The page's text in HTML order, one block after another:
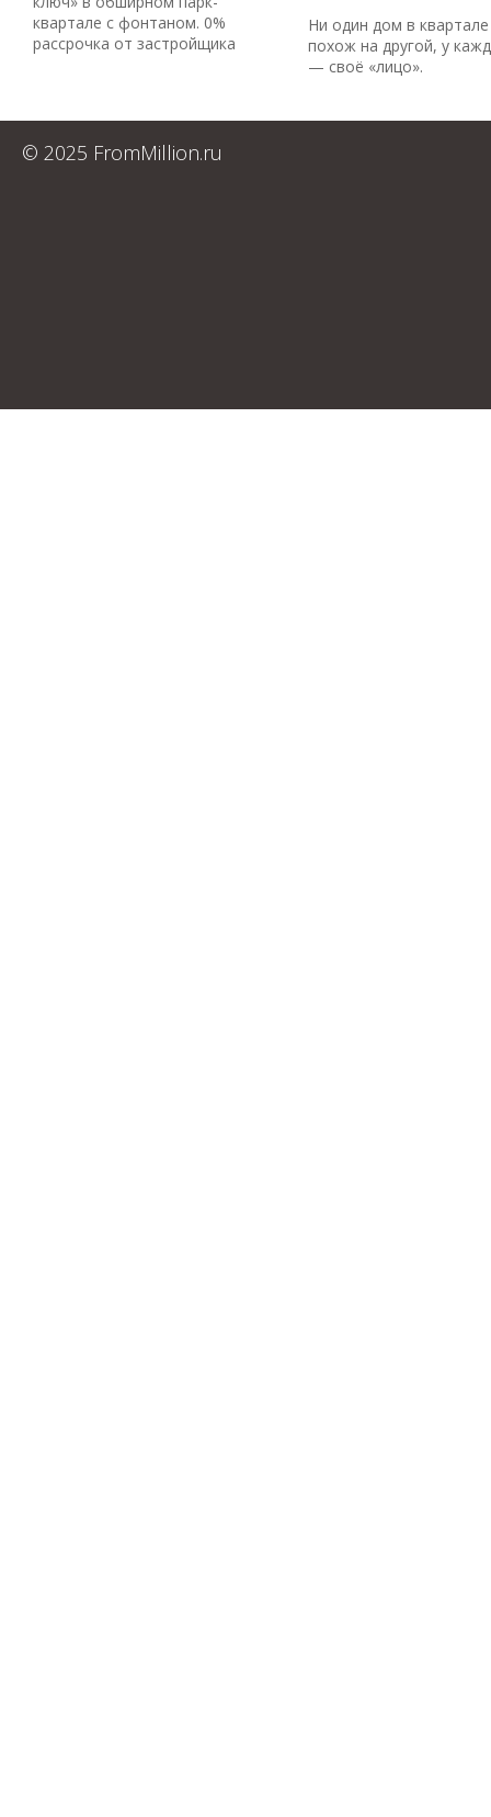
квартале с фонтаном. 0%
рассрочка от застройщика
Ни один дом в
похож на другой, у
— своё «лицо».
© 2025 FromMillion.ru